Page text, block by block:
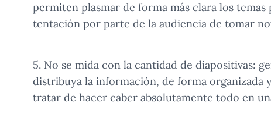
permiten plasmar de forma más clara los
tentación por parte de la audiencia de tomar
5. No se mida con la cantidad de diapositivas:
distribuya la información, de forma organizada
tratar de hacer caber absolutamente todo en